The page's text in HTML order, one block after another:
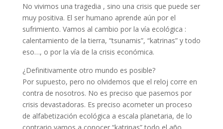
No vivimos una tragedia , sino una crisis que puede ser
muy positiva. El ser humano aprende aún por el
sufrimiento. Vamos al cambio por la vía ecológica :
calentamiento de la tierra, “tsunamis”, “katrinas” y todo
eso…, o por la vía de la crisis económica.
¿Definitivamente otro mundo es posible?
Por supuesto, pero no olvidemos que el reloj corre en
contra de nosotros. No es preciso que pasemos por
crisis devastadoras. Es preciso acometer un proceso
de alfabetización ecológica a escala planetaria, de lo